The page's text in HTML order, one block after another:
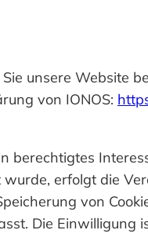
unsere Website
von IONOS:
berechtigtes
erfolgt die
von
Die Einwilligung